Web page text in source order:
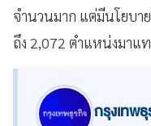
จำนวนมาก แต่มีนโยบา
ถึง 2,072 ตำแหน่งมาแ
กรุงเทพ